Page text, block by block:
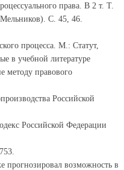
права. В 2 т. Т.
С. 45, 46.
процесса. М.: Статут,
в учебной литературе
методу правового
Российской
Российской Федерации
прогнозировал возможность в